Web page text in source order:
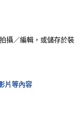
攝／編輯，或儲存於裝
片等內容